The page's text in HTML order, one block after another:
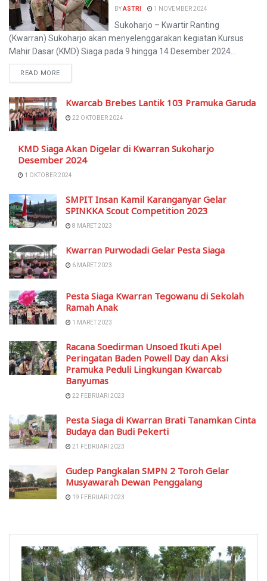
BYASTRI 1 NOVEMBER 2024
Sukoharjo – Kwartir Ranting
(Kwarran) Sukoharjo akan menyelenggarakan kegiatan Kursus
Mahir Dasar (KMD) Siaga pada 9 hingga 14 Desember 2024...
READ MORE
Kwarcab Brebes Lantik 103 Pramuka Garuda
22 OKTOBER 2024
KMD Siaga Akan Digelar di Kwarran Sukoharjo
Desember 2024
1 OKTOBER 2024
SMPIT Insan Kamil Karanganyar Gelar
SPINKKA Scout Competition 2023
8 MARET 2023
Kwarran Purwodadi Gelar Pesta Siaga
6 MARET 2023
Pesta Siaga Kwarran Tegowanu di Sekolah
Ramah Anak
1 MARET 2023
Racana Soedirman Unsoed Ikuti Apel
Peringatan Baden Powell Day dan Aksi
Pramuka Peduli Lingkungan Kwarcab
Banyumas
22 FEBRUARI 2023
Pesta Siaga di Kwarran Brati Tanamkan Cinta
Budaya dan Budi Pekerti
21 FEBRUARI 2023
Gudep Pangkalan SMPN 2 Toroh Gelar
Musyawarah Dewan Penggalang
19 FEBRUARI 2023